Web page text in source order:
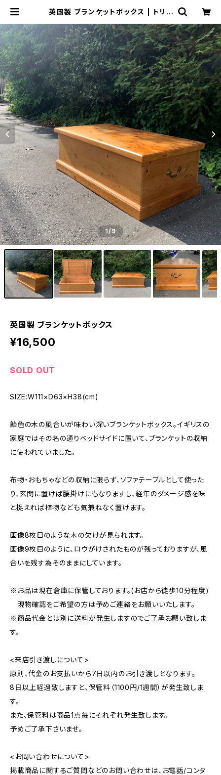
英国製 ブランケットボックス | トリノ
イクルショップ・古着
1/9
英国製 ブランケットボックス
¥16,500
SOLD OUT
SIZE:W111×D63×H38(cm)
飴色の木の風合いが味わい深いブランケットボックス。イギリスの
家庭ではその名の通りベッドサイドに置いて、ブランケットの収納
に使われていました。
布物・おもちゃなどの収納に限らず、ソファテーブルとして使った
り、玄関に置けば腰掛けにもなりますし、経年のダメージ感を味
と捉えれば植物なども気兼ねなく置けます。
画像8枚目のような木の欠けが見られます。
画像9枚目のように、ロウがけされたものが残っておりますが、風
合いを残す為そのままにしています。
※お品は現在倉庫に保管しております。(お店から徒歩10分程度)
現物確認をご希望の方は予めご連絡をお願いいたします。
※商品代金とは別に送料が発生しますのでご了承お願い致しま
す。
<来店引き渡しについて>
原則、代金のお支払いから7日以内のお引き渡しとなります。
8日以上経過致しますと、保管料（1100円/1週間）が発生致しま
す。
また、保管料は商品1点毎にそれぞれ発生致します。
予めご了承下さいませ。
<お問い合わせについて>
掲載商品に関するご質問などのお問い合わせは、お電話/コンタ